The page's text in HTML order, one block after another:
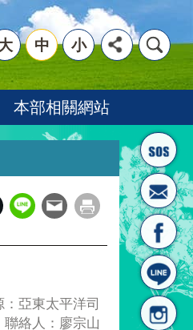
中 小
本部相關網站
：亞東太平洋司
聯絡人：廖宗山